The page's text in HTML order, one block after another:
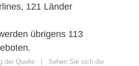
121 Länder
übrigens 113
der Quelle | Sehen Sie sich die